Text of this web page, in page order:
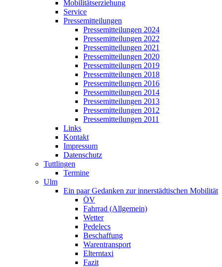
Mobilitätserziehung
Service
Pressemitteilungen
Pressemitteilungen 2024
Pressemitteilungen 2022
Pressemitteilungen 2021
Pressemitteilungen 2020
Pressemitteilungen 2019
Pressemitteilungen 2018
Pressemitteilungen 2016
Pressemitteilungen 2014
Pressemitteilungen 2013
Pressemitteilungen 2012
Pressemitteilungen 2011
Links
Kontakt
Impressum
Datenschutz
Tuttlingen
Termine
Ulm
Ein paar Gedanken zur innerstädtischen Mobilität
ÖV
Fahrrad (Allgemein)
Wetter
Pedelecs
Beschaffung
Warentransport
Elterntaxi
Fazit